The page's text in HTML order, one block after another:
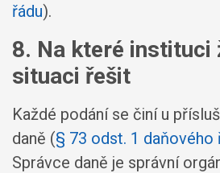
řádu).
8. Na které instituci
situaci řešit
Každé podání se činí u
daně (§ 73 odst. 1 daňového
Správce daně je správní